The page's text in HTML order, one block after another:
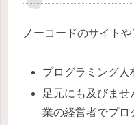
ノーコードのサイト
プログラミング人
足元にも及びま
業の経営者でプロ